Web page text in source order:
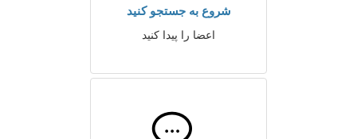
شروع به جستجو کنید
اعضا را پیدا کنید